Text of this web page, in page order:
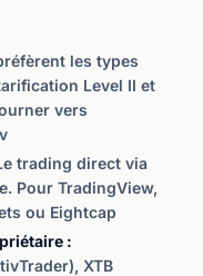
les types
Level II et
vers
trading direct via
Pour TradingView,
ou Eightcap
:
XTB